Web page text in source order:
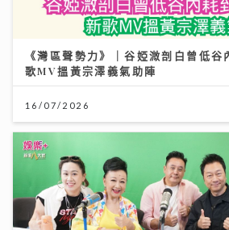
《灣區聲勢力》｜谷婭溦剖白曾低
歌MV搵黃宗澤義氣助陣
16/07/2026